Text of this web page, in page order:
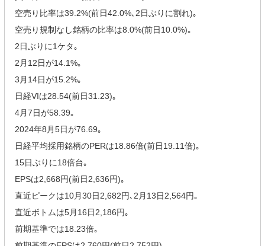
空売り比率は39.2%(前日42.0%､2日ぶりに割れ)｡
空売り規制なし銘柄の比率は8.0%(前日10.0%)｡
2日ぶりに1ケタ｡
2月12日が14.1%｡
3月14日が15.2%｡
日経VIは28.54(前日31.23)｡
4月7日が58.39｡
2024年8月5日が76.69｡
日経平均採用銘柄のPERは18.86倍(前日19.11倍)｡
15日ぶりに18倍台｡
EPSは2,668円(前日2,636円)｡
直近ピークは10月30日2,682円､2月13日2,564円｡
直近ボトムは5月16日2,186円｡
前期基準では18.23倍｡